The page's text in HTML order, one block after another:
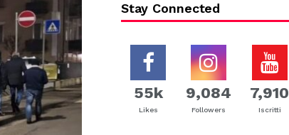
Stay Connected
55k
Likes
9,084
Followers
7,910
Iscritti